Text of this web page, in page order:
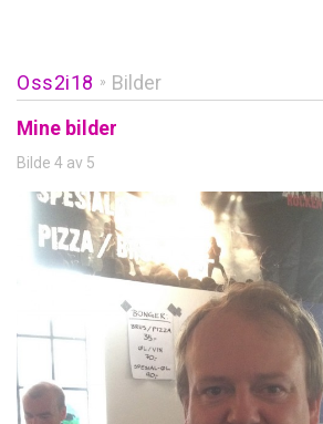
Oss2i18 » Bilder
Mine bilder
Bilde 4 av 5